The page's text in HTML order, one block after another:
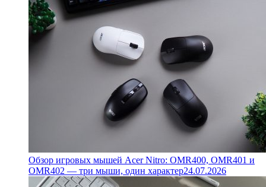
Обзор игровых мышей Acer Nitro: OMR400, OMR401 и
OMR402 — три мыши, один характер24.07.2026